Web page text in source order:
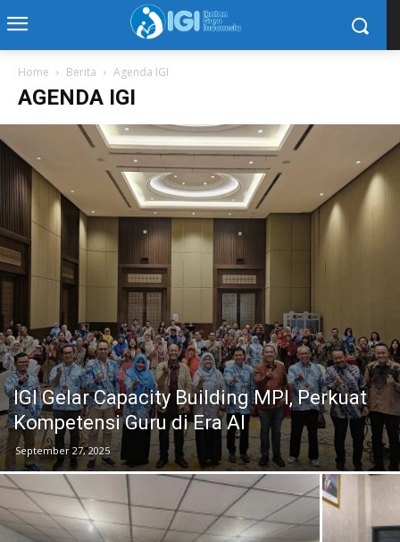
Home Berita Agenda IGI
AGENDA IGI
IGI Gelar Capacity Building MPI, Perkuat
Kompetensi Guru di Era AI
September 27, 2025